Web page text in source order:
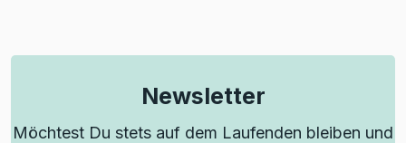
Newsletter
Möchtest Du stets auf dem Laufenden bleiben und